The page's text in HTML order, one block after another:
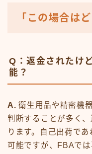
「この場合は
Q：返金されたけ
能？
A. 衛生用品や精密機
判断することが多く
ります。自己出荷で
可能ですが、FBAで